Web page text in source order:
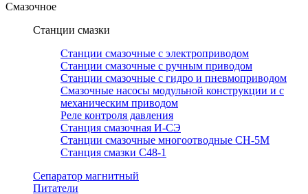
Смазочное
Станции смазки
Станции смазочные с электроприводом
Станции смазочные с ручным приводом
Станции смазочные с гидро и пневмоприводом
Смазочные насосы модульной конструкции и с
механическим приводом
Реле контроля давления
Станция смазочная И-СЭ
Станции смазочные многоотводные СН-5М
Станция смазки С48-1
Сепаратор магнитный
Питатели